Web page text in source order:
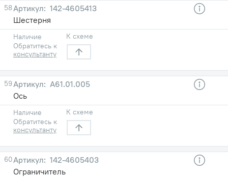
58
142-4605413
Шестерня
Наличие
Обратитесь к
консультанту
К схеме
59
А61.01.005
Ось
Наличие
Обратитесь к
консультанту
К схеме
60
142-4605403
Ограничитель